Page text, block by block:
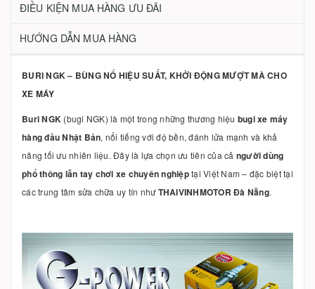
ĐIỀU KIỆN MUA HÀNG ƯU ĐÃI
HƯỚNG DẪN MUA HÀNG
BURI NGK – BÙNG NỔ HIỆU SUẤT, KHỞI ĐỘNG MƯỢT MÀ CHO
XE MÁY
Buri NGK (bugi NGK) là một trong những thương hiệu bugi xe máy
hàng đầu Nhật Bản, nổi tiếng với độ bền, đánh lửa mạnh và khả
năng tối ưu nhiên liệu. Đây là lựa chọn ưu tiên của cả người dùng
phổ thông lẫn tay chơi xe chuyên nghiệptại Việt Nam – đặc biệt tại
các trung tâm sửa chữa uy tín nhưTHAIVINHMOTOR Đà Nẵng.